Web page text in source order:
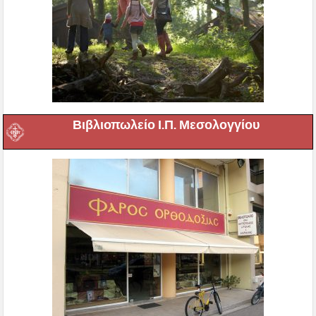
Βιβλιοπωλείο Ι.Π. Μεσολογγίου